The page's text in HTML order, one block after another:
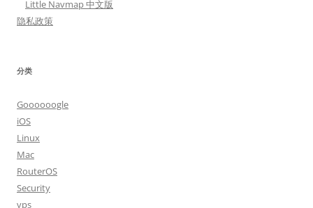
Little Navmap 中文版
隐私政策
分类
Goooooogle
iOS
Linux
Mac
RouterOS
Security
vps